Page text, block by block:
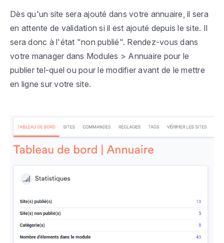
Dès qu'un site sera ajouté dans votre annuaire, il sera
en attente de validation si il est ajouté depuis le site. Il
sera donc à l'état "non publié". Rendez-vous dans
votre manager dans Modules > Annuaire pour le
publier tel-quel ou pour le modifier avant de le mettre
en ligne sur votre site.